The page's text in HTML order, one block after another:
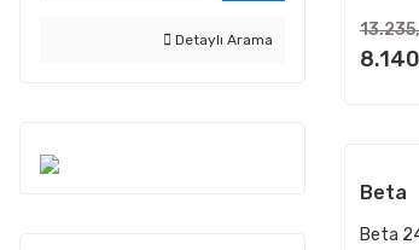
Detaylı Arama
Beta
Beta